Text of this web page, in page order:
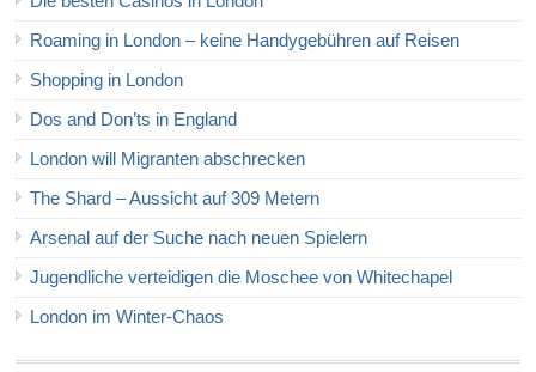
Roaming in London – keine Handygebühren auf Reisen
Shopping in London
Dos and Don’ts in England
London will Migranten abschrecken
The Shard – Aussicht auf 309 Metern
Arsenal auf der Suche nach neuen Spielern
Jugendliche verteidigen die Moschee von Whitechapel
London im Winter-Chaos